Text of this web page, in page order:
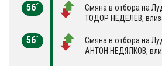
56´
Смяна в отбора на
ТОДОР НЕДЕЛЕВ,
56´
Смяна в отбора на
АНТОН НЕДЯЛКОВ,